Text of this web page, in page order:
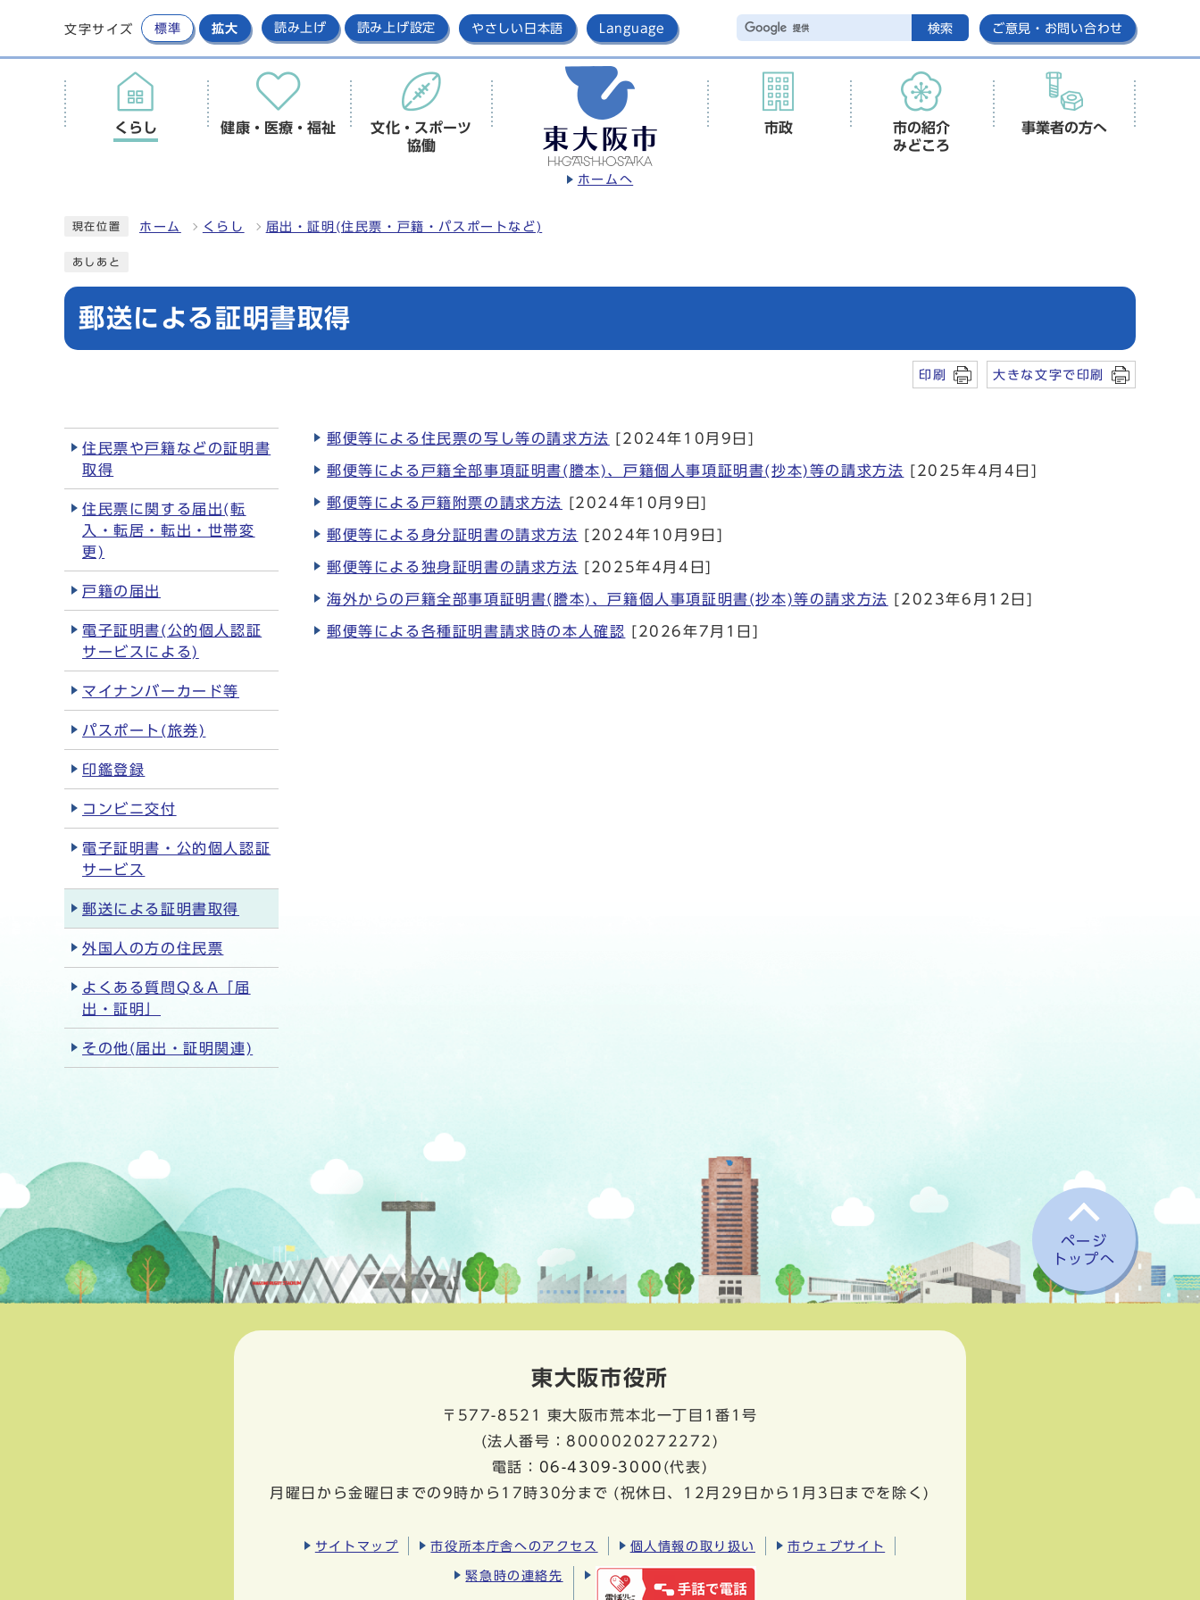
文字サイズ 標準 拡大 読み上げ 読み上げ設定 やさしい日本語 Language 検索 ご意見・お問い合わせ
ホームへ
くらし 健康・医療・福祉
文化・スポーツ
協働
市政
市の紹介
みどころ
事業者の方へ
現在位置 ホーム くらし 届出・証明(住民票・戸籍・パスポートなど)
あしあと
郵送による証明書取得
印刷 大きな文字で印刷
郵便等による住民票の写し等の請求方法 [2024年10月9日]
郵便等による戸籍全部事項証明書(謄本)、戸籍個人事項証明書(抄本)等の請求方法 [2025年4月4日]
郵便等による戸籍附票の請求方法 [2024年10月9日]
郵便等による身分証明書の請求方法 [2024年10月9日]
郵便等による独身証明書の請求方法 [2025年4月4日]
海外からの戸籍全部事項証明書(謄本)、戸籍個人事項証明書(抄本)等の請求方法 [2023年6月12日]
郵便等による各種証明書請求時の本人確認 [2026年7月1日]
住民票や戸籍などの証明書
取得
住民票に関する届出(転
入・転居・転出・世帯変
更)
戸籍の届出
電子証明書(公的個人認証
サービスによる)
マイナンバーカード等
パスポート(旅券)
印鑑登録
コンビニ交付
電子証明書・公的個人認証
サービス
郵送による証明書取得
外国人の方の住民票
よくある質問Q＆A「届
出・証明」
その他(届出・証明関連)
ページ
トップへ
東大阪市役所
〒577-8521
東大阪市荒本北一丁目1番1号
(法人番号：8000020272272)
電話： 06-4309-3000 (代表)
月曜日から金曜日までの9時から17時30分まで (祝休日、12月29日から1月3日までを除く)
サイトマップ 市役所本庁舎へのアクセス 個人情報の取り扱い 市ウェブサイト
緊急時の連絡先